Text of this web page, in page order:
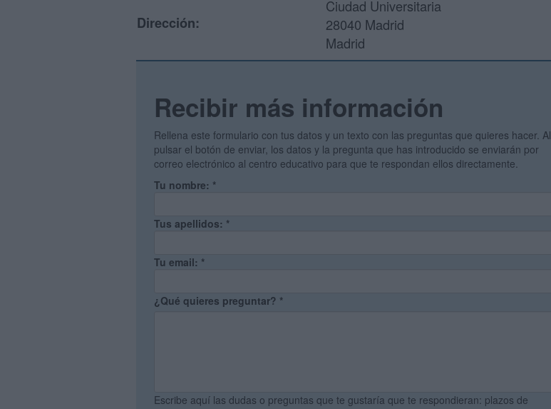
Dirección:
Ciudad Universitaria
28040 Madrid
Madrid
Recibir más información
Rellena este formulario con tus datos y un texto con las preguntas que quieres hacer. Al
pulsar el botón de enviar, los datos y la pregunta que has introducido se enviarán por
correo electrónico al centro educativo para que te respondan ellos directamente.
Tu nombre: *
Tus apellidos: *
Tu email: *
¿Qué quieres preguntar? *
Escribe aquí las dudas o preguntas que te gustaría que te respondieran: plazos de